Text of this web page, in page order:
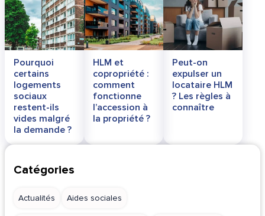
Pourquoi
certains
logements
sociaux
restent-ils
vides malgré
la demande ?
HLM et
copropriété :
comment
fonctionne
l’accession à
la propriété ?
Peut-on
expulser un
locataire HLM
? Les règles à
connaître
Catégories
Actualités Aides sociales